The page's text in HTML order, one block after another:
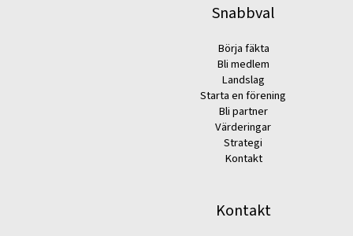
Snabbval
Börja fäkta
Bli medlem
Landslag
Starta en förening
Bli partner
Värderingar
Strategi
Kontakt
Kontakt